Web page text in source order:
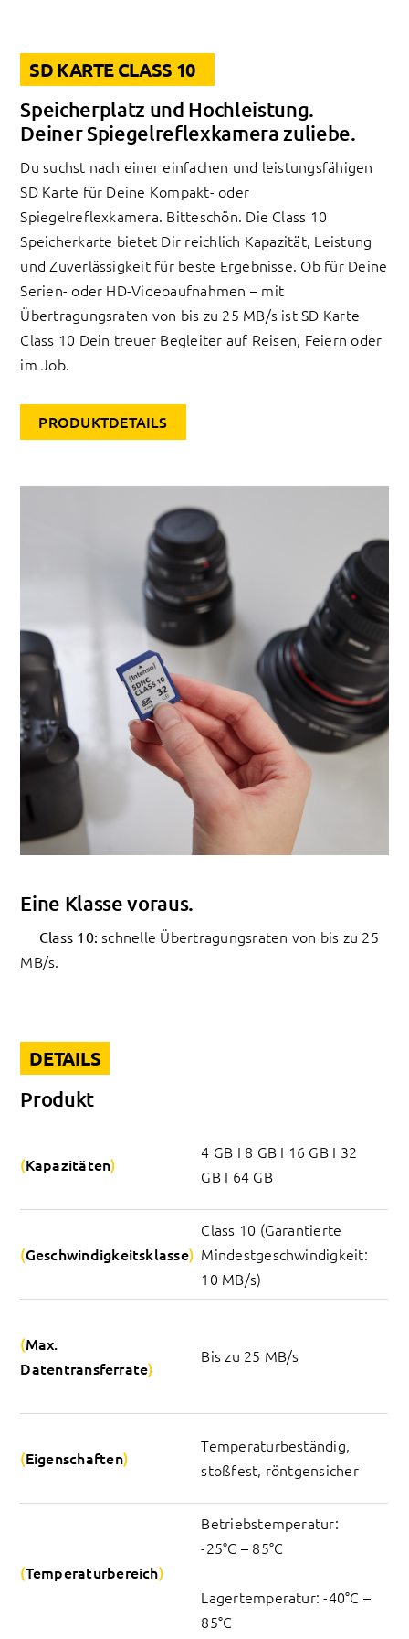
SD KARTE CLASS 10
Speicherplatz und Hochleistung.
Deiner Spiegelreflexkamera zuliebe.
Du suchst nach einer einfachen und leistungsfähigen
SD Karte für Deine Kompakt- oder
Spiegelreflexkamera. Bitteschön. Die Class 10
Speicherkarte bietet Dir reichlich Kapazität, Leistung
und Zuverlässigkeit für beste Ergebnisse. Ob für Deine
Serien- oder HD-Videoaufnahmen – mit
Übertragungsraten von bis zu 25 MB/s ist SD Karte
Class 10 Dein treuer Begleiter auf Reisen, Feiern oder
im Job.
PRODUKTDETAILS
Eine Klasse voraus.
Class 10: schnelle Übertragungsraten von bis zu 25
MB/s.
DETAILS
Produkt
Kapazitäten
4 GB I 8 GB I 16 GB I 32
GB I 64 GB
Geschwindigkeitsklasse
Class 10 (Garantierte
Mindestgeschwindigkeit:
10 MB/s)
Max.
Datentransferrate
Bis zu 25 MB/s
Eigenschaften
Temperaturbeständig,
stoßfest, röntgensicher
Temperaturbereich
Betriebstemperatur:
-25°C – 85°C
Lagertemperatur: -40°C –
85°C